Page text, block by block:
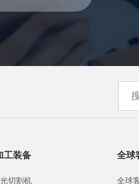
工装备
切割机
全球
全球